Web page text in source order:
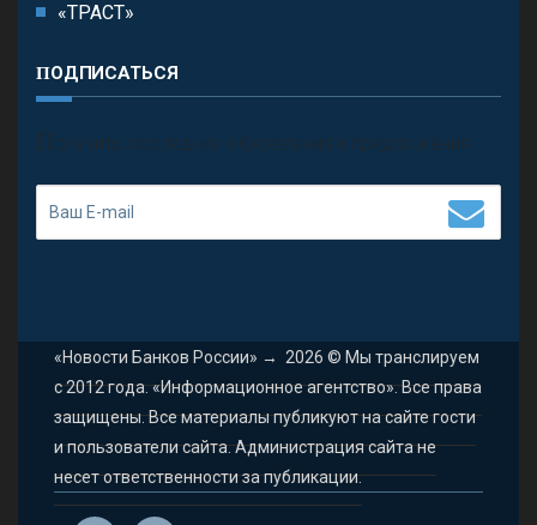
«ТРАСТ»
ПОДПИСАТЬСЯ
П олучить последние обновления и предложения.
«Новости Банков России» → 2026 © Мы транслируем
с 2012 года. «Информационное агентство». Все права
защищены. Все материалы публикуют на сайте гости
и пользователи сайта. Администрация сайта не
несет ответственности за публикации.